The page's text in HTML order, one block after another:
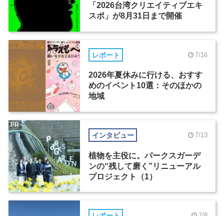
「2026台湾クリエイティブエキ
スポ」が8月31日まで開催
レポート 7/16
2026年夏休みに行ける、おすす
めのイベント10選：そのほかの
地域
インタビュー 7/13
植物を主役に。パークスガーデ
ンの“残して磨く”リニューアル
プロジェクト（1）
PR